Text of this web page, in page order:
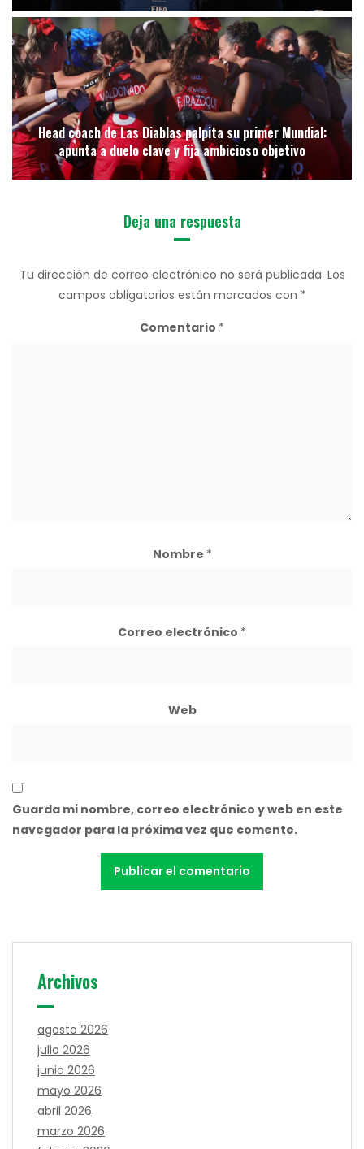
Head coach de Las Diablas palpita su primer Mundial:
apunta a duelo clave y fija ambicioso objetivo
Deja una respuesta
Tu dirección de correo electrónico no será publicada. Los
campos obligatorios están marcados con *
Comentario *
Nombre *
Correo electrónico *
Web
Guarda mi nombre, correo electrónico y web en este
navegador para la próxima vez que comente.
Archivos
agosto 2026
julio 2026
junio 2026
mayo 2026
abril 2026
marzo 2026